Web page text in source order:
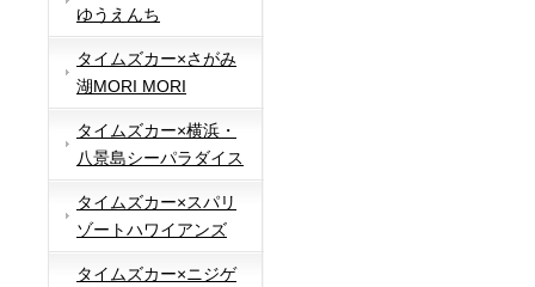
ゆうえんち
タイムズカー×さがみ
湖MORI MORI
タイムズカー×横浜・
八景島シーパラダイス
タイムズカー×スパリ
ゾートハワイアンズ
タイムズカー×ニジゲ